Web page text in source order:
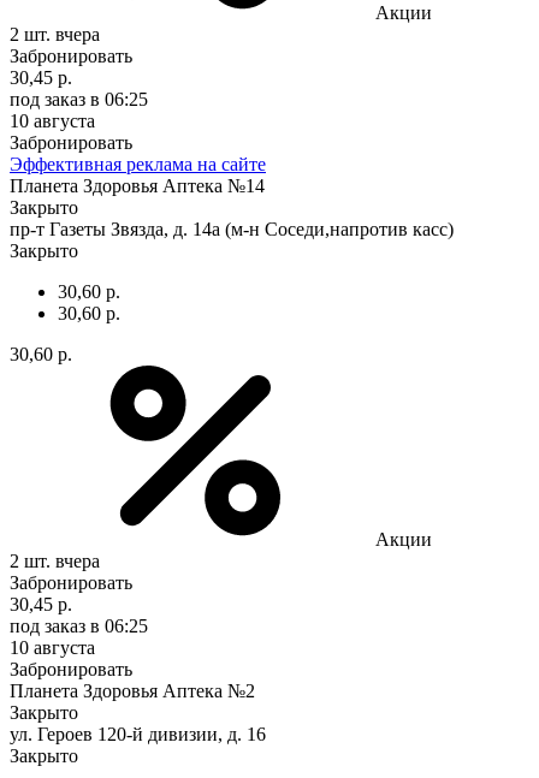
Акции
2 шт. вчера
Забронировать
30,45 р.
под заказ в 06:25
10 августа
Забронировать
Эффективная реклама на сайте
Планета Здоровья Аптека №14
Закрыто
пр-т Газеты Звязда, д. 14а (м-н Соседи,напротив касс)
Закрыто
30,60 р.
30,60 р.
30,60 р.
Акции
2 шт. вчера
Забронировать
30,45 р.
под заказ в 06:25
10 августа
Забронировать
Планета Здоровья Аптека №2
Закрыто
ул. Героев 120-й дивизии, д. 16
Закрыто